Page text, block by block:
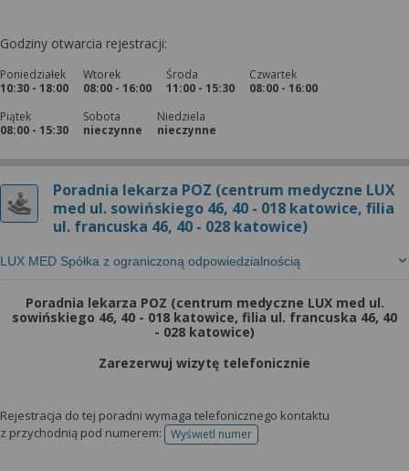
Godziny otwarcia rejestracji:
Poniedziałek
10:30 - 18:00
Wtorek
08:00 - 16:00
Środa
11:00 - 15:30
Czwartek
08:00 - 16:00
Piątek
08:00 - 15:30
Sobota
nieczynne
Niedziela
nieczynne
Poradnia lekarza POZ (centrum medyczne LUX
med ul. sowińskiego 46, 40 - 018 katowice, filia
ul. francuska 46, 40 - 028 katowice)
LUX MED Spółka z ograniczoną odpowiedzialnością
Poradnia lekarza POZ (centrum medyczne LUX med ul.
sowińskiego 46, 40 - 018 katowice, filia ul. francuska 46, 40
- 028 katowice)
Zarezerwuj wizytę telefonicznie
Rejestracja do tej poradni wymaga telefonicznego kontaktu
z przychodnią pod numerem:
Wyświetl numertelefonu do rejestracji